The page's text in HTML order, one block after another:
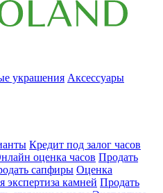
украшения Аксессуары
Кредит под залог часов
оценка часов Продать
сапфиры Оценка
экспертиза камней Продать